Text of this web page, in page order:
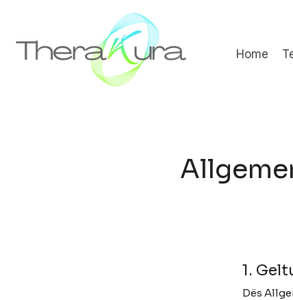
Home
1.
Dës